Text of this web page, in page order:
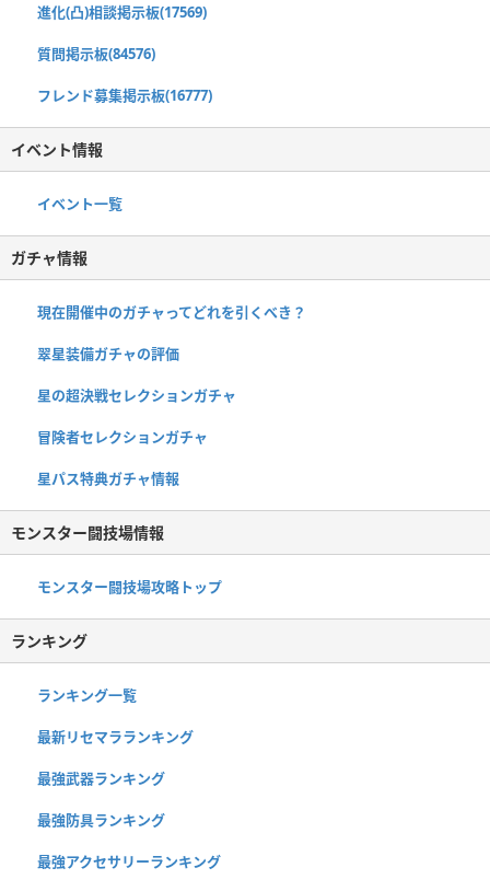
進化(凸)相談掲示板(17569)
質問掲示板(84576)
フレンド募集掲示板(16777)
イベント情報
イベント一覧
ガチャ情報
現在開催中のガチャってどれを引くべき？
翠星装備ガチャの評価
星の超決戦セレクションガチャ
冒険者セレクションガチャ
星パス特典ガチャ情報
モンスター闘技場情報
モンスター闘技場攻略トップ
ランキング
ランキング一覧
最新リセマラランキング
最強武器ランキング
最強防具ランキング
最強アクセサリーランキング